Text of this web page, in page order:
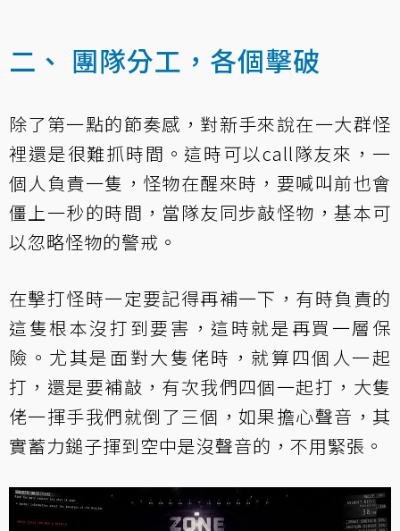
二、 團隊分工，各個擊破
除了第一點的節奏感，對新手來說在一大群怪
裡還是很難抓時間。這時可以call隊友來，一
個人負責一隻，怪物在醒來時，要喊叫前也會
僵上一秒的時間，當隊友同步敲怪物，基本可
以忽略怪物的警戒。
在擊打怪時一定要記得再補一下，有時負責的
這隻根本沒打到要害，這時就是再買一層保
險。尤其是面對大隻佬時，就算四個人一起
打，還是要補敲，有次我們四個一起打，大隻
佬一揮手我們就倒了三個，如果擔心聲音，其
實蓄力鎚子揮到空中是沒聲音的，不用緊張。